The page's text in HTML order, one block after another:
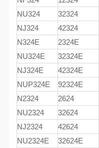
NU324
32324
NJ324
42324
N324E
2324E
NU324E
32324E
NJ324E
42324E
NUP324E
92324E
N2324
2624
NU2324
32624
NJ2324
42624
NU2324E
32624E